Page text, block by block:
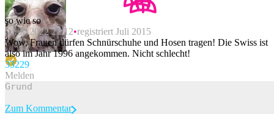
so wie so
04.06.2022 21:12 registriert Juli 2015
Wow, Frauen dürfen Schnürschuhe und Hosen tragen! Die Swiss ist
also im Jahr 1996 angekommen. Nicht schlecht!
33229
Melden
Zum Kommentar